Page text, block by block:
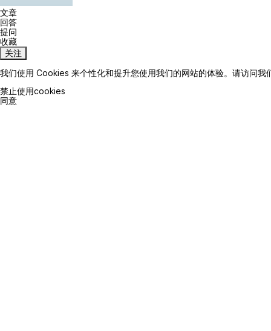
文章
回答
提问
收藏
关注
我们使用 Cookies 来个性化和提升您使用我们的网站的体验。请访问我
禁止使用cookies
同意